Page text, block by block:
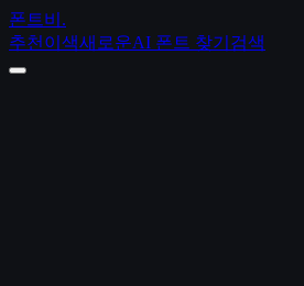
폰트비 .
추천 이색새로운AI 폰트 찾기 검색